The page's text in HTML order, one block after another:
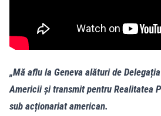
„Mă aflu la Geneva alături de
Americii și transmit pentru Realitatea
sub acționariat american.